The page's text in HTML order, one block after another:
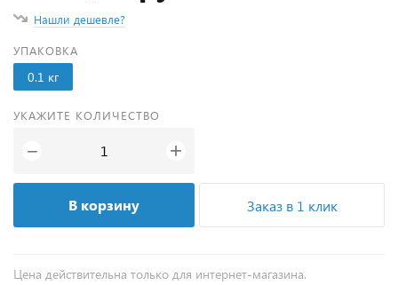
Нашли дешевле?
УПАКОВКА
0.1 кг
УКАЖИТЕ КОЛИЧЕСТВО
− +
В корзину Заказ в 1 клик
Цена действительна только для интернет-магазина.